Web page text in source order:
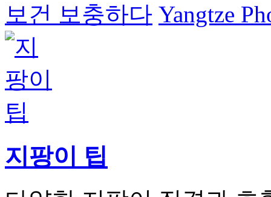
보건 보충하다 Yangtze
지팡이 팁